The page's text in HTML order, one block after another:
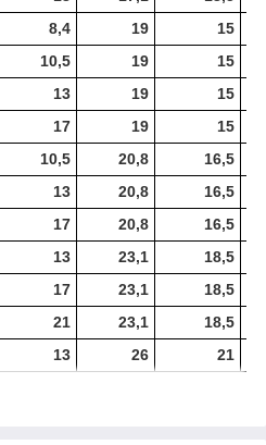
8,4 19
15
10,5 19
15
13 19
15
17 19
15
10,5 20,8
16,5
13 20,8
16,5
17 20,8
16,5
13 23,1
18,5
17 23,1
18,5
21 23,1
18,5
13 26 21